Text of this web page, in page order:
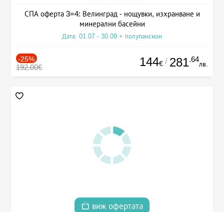
СПА оферта 3=4: Велинград - нощувки, изхранване и
минерални басейни
Дата: 01.07 - 30.09 + полупансион
-25%
192.00€ 144€ / 281.64
лв.
виж офертата